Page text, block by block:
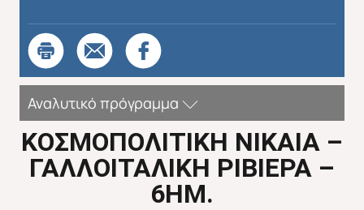
Αναλυτικό πρόγραμμα
ΚΟΣΜΟΠΟΛΙΤΙΚΗ ΝΙΚΑΙΑ –
ΓΑΛΛΟΙΤΑΛΙΚΗ ΡΙΒΙΕΡΑ –
6ΗΜ.